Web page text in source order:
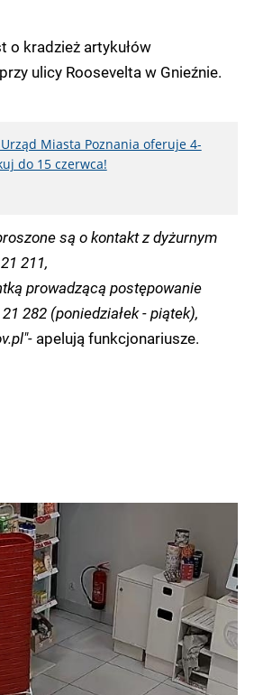
o kradzież artykułów
ulicy Roosevelta w Gnieźnie.
Miasta Poznania oferuje 4-
do 15 czerwca!
są o kontakt z dyżurnym
211,
prowadzącą postępowanie
282 (poniedziałek - piątek),
apelują funkcjonariusze.